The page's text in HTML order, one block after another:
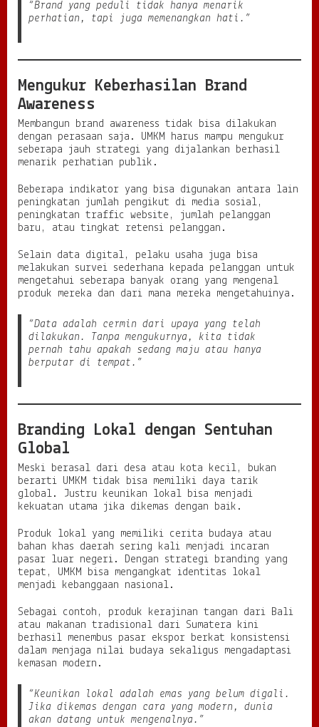
“Brand yang peduli tidak hanya menarik
perhatian, tapi juga memenangkan hati.”
Mengukur Keberhasilan Brand
Awareness
Membangun brand awareness tidak bisa dilakukan
dengan perasaan saja. UMKM harus mampu mengukur
seberapa jauh strategi yang dijalankan berhasil
menarik perhatian publik.
Beberapa indikator yang bisa digunakan antara lain
peningkatan jumlah pengikut di media sosial,
peningkatan traffic website, jumlah pelanggan
baru, atau tingkat retensi pelanggan.
Selain data digital, pelaku usaha juga bisa
melakukan survei sederhana kepada pelanggan untuk
mengetahui seberapa banyak orang yang mengenal
produk mereka dan dari mana mereka mengetahuinya.
“Data adalah cermin dari upaya yang telah
dilakukan. Tanpa mengukurnya, kita tidak
pernah tahu apakah sedang maju atau hanya
berputar di tempat.”
Branding Lokal dengan Sentuhan
Global
Meski berasal dari desa atau kota kecil, bukan
berarti UMKM tidak bisa memiliki daya tarik
global. Justru keunikan lokal bisa menjadi
kekuatan utama jika dikemas dengan baik.
Produk lokal yang memiliki cerita budaya atau
bahan khas daerah sering kali menjadi incaran
pasar luar negeri. Dengan strategi branding yang
tepat, UMKM bisa mengangkat identitas lokal
menjadi kebanggaan nasional.
Sebagai contoh, produk kerajinan tangan dari Bali
atau makanan tradisional dari Sumatera kini
berhasil menembus pasar ekspor berkat konsistensi
dalam menjaga nilai budaya sekaligus mengadaptasi
kemasan modern.
“Keunikan lokal adalah emas yang belum digali.
Jika dikemas dengan cara yang modern, dunia
akan datang untuk mengenalnya.”